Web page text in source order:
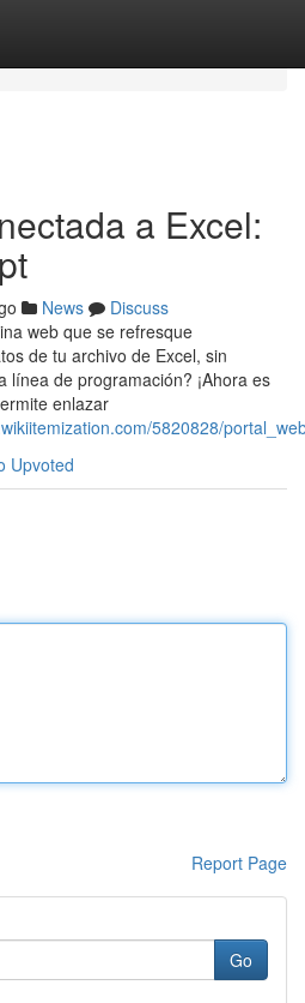
a Excel:
News
Discuss
web que se refresque
de tu archivo de Excel, sin
línea de programación? ¡Ahora es
enlazar
5820828/
Upvoted
Report Page
Go